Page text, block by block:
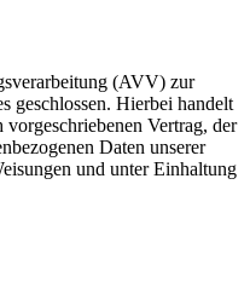
(AVV) zur
geschlossen. Hierbei handelt
vorgeschriebenen Vertrag, der
Daten unserer
und unter Einhaltung